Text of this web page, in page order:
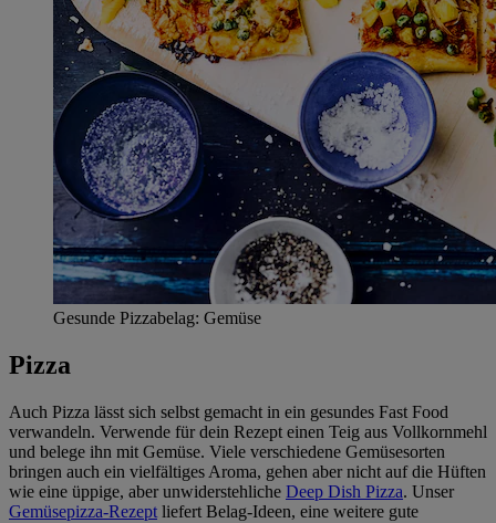
Gesunde Pizzabelag: Gemüse
Pizza
Auch Pizza lässt sich selbst gemacht in ein gesundes Fast Food
verwandeln. Verwende für dein Rezept einen Teig aus Vollkornmehl
und belege ihn mit Gemüse. Viele verschiedene Gemüsesorten
bringen auch ein vielfältiges Aroma, gehen aber nicht auf die Hüften
wie eine üppige, aber unwiderstehliche Deep Dish Pizza. Unser
Gemüsepizza-Rezept liefert Belag-Ideen, eine weitere gute